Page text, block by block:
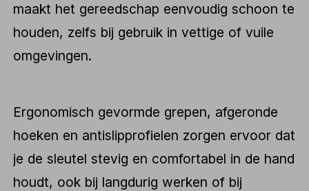
maakt het gereedschap eenvoudig schoon te
houden, zelfs bij gebruik in vettige of vuile
omgevingen.
Ergonomisch gevormde grepen, afgeronde
hoeken en antislipprofielen zorgen ervoor dat
je de sleutel stevig en comfortabel in de hand
houdt, ook bij langdurig werken of bij